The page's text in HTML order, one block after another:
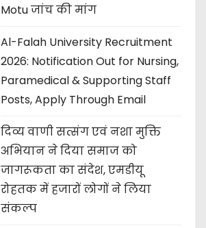
Motu जांच की मांग
Al-Falah University Recruitment
2026: Notification Out for Nursing,
Paramedical & Supporting Staff
Posts, Apply Through Email
दिव्य वाणी सत्संग एवं नशा मुक्ति
अभियान ने दिया समाज को
जागरूकता का संदेश, एमडीयू
रोहतक में हजारों लोगों ने लिया
संकल्प